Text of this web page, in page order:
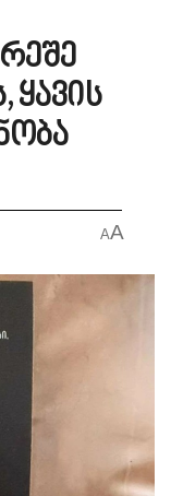
ყავის
AA